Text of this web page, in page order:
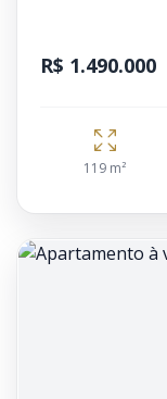
R$ 1.490.000
119 m²